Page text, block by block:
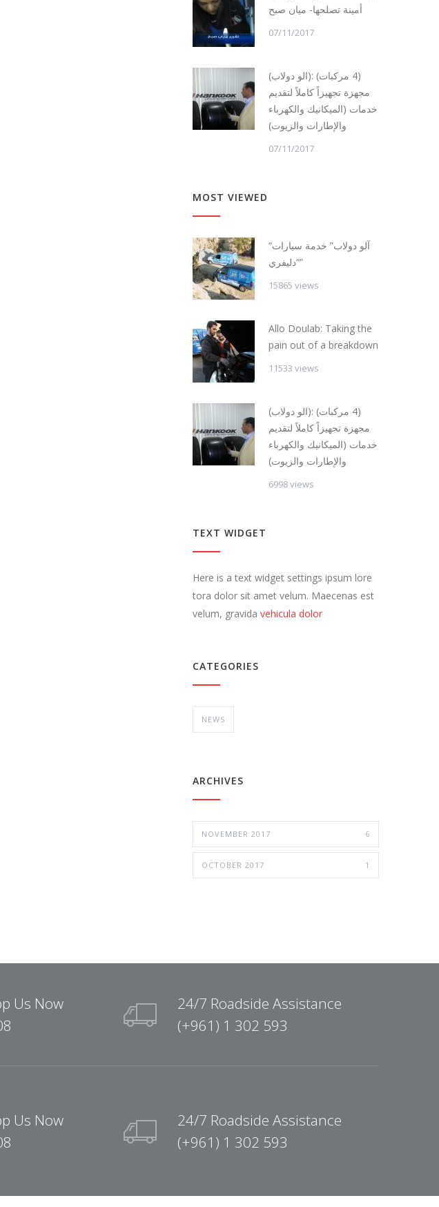
أمينة تصلحها- ميان صبح
07/11/2017
(الو دولاب): (4 مركبات)
مجهزة تجهيزاً كاملاً لتقديم
خدمات (الميكانيك والكهرباء
والإطارات والزيوت)
07/11/2017
MOST VIEWED
“آلو دولاب” خدمة سيارات
“دليفري”
15865 views
Allo Doulab: Taking the
pain out of a breakdown
11533 views
(الو دولاب): (4 مركبات)
مجهزة تجهيزاً كاملاً لتقديم
خدمات (الميكانيك والكهرباء
والإطارات والزيوت)
6998 views
TEXT WIDGET
Here is a text widget settings ipsum lore
tora dolor sit amet velum. Maecenas est
velum, gravida vehicula dolor
CATEGORIES
NEWS
ARCHIVES
NOVEMBER 2017 6
OCTOBER 2017 1
Us Now
24/7 Roadside Assistance
(+961) 1 302 593
Us Now
24/7 Roadside Assistance
(+961) 1 302 593